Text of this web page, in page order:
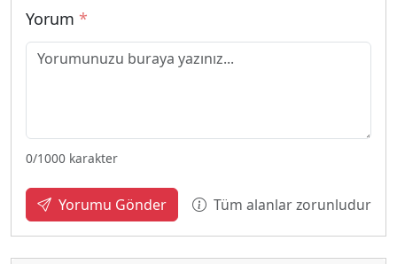
Yorum *
0/1000 karakter
Yorumu Gönder Tüm alanlar zorunludur